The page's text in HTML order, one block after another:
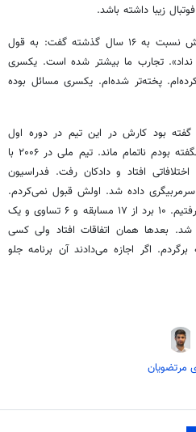
زیبا داشته باشد.
نسبت به ۱۶ سال گذشته گفت:
به قول
نداد». تجارب ما بیشتر شده است. یکسری
پخته‌تر شده‌ام. یکسری مسائل بوده
گفته بود کارش در این تیم در دوره اول
بودم ناتمام ماند. تیم ملی در
با
افتاد و دادکان رفت. فدراسیون
سرمربیگری داده شد. اولش قبول نمی‌کردم.
خوب، ۲.۱۱ امتیاز گرفتیم. ۱۰ برد از ۱۷ مسابقه و ۶ تساوی و یک
بعدها همان اتفاقات افتاد ولی کسی
برگردم. اگر اجازه می‌دادند آن برنامه جلو
مرتضویان